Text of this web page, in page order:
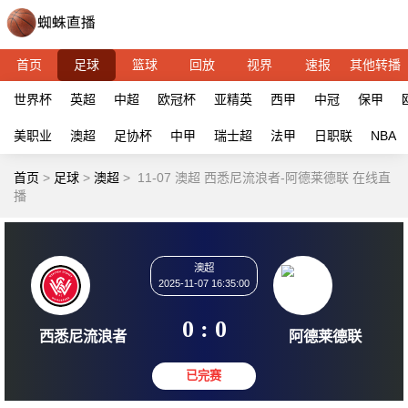
首页 足球 篮球 回放 视界 速报 其他转播
世界杯 英超 中超 欧冠杯 亚精英 西甲 中冠 保甲
美职业 澳超 足协杯 中甲 瑞士超 法甲 日职联 NBA
首页 > 足球 > 澳超 > 11-07 澳超 西悉尼流浪者-阿德莱德联 在线直
播
2025-11-07 16:35:00